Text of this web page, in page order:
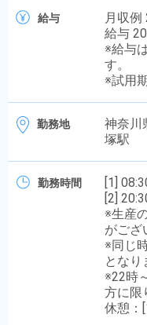
給与
月収例
給与
※給与
す。
※試用
勤務地
神奈川
塚駅
勤務時間
[1]
[2]
※生産
がござ
※同じ
となり
※22時
方に限
休憩：